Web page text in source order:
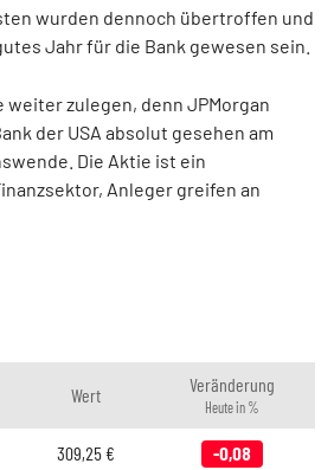
wurden dennoch übertroffen und
Jahr für die Bank gewesen sein.
zulegen, denn JPMorgan
der USA absolut gesehen am
Die Aktie ist ein
Anleger greifen an
Wert Veränderung
Heute in %
309,25 € -0,08